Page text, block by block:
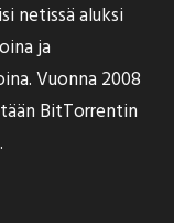
netissä aluksi
ja
Vuonna 2008
BitTorrentin